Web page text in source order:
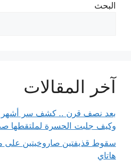
البحث
آخر المقالات
بعد نصف قرن .. كشف سر أشهر
وكيف جلبت الحسرة لملتقطها
سقوط قذيفتين صاروخيتين على
هاتاي